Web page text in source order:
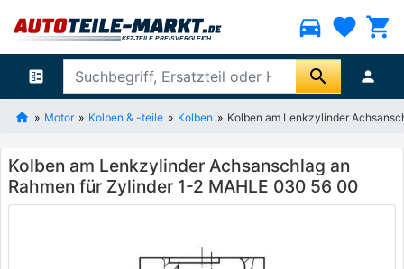
directions_car favorite shopping_cart
ballot search person
Motor Kolben & -teile Kolben Kolben am Lenkzylinder
Kolben am Lenkzylinder Achsanschlag an
Rahmen für Zylinder 1-2 MAHLE 030 56 00